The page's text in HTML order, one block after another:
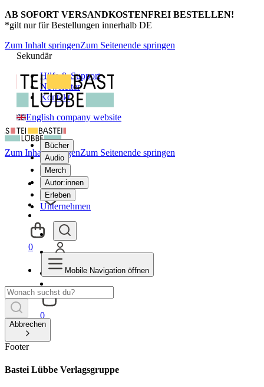
AB SOFORT VERSANDKOSTENFREI BESTELLEN!
*gilt nur für Bestellungen innerhalb DE
Zum Inhalt springenZum Seitenende springen
Sekundär
Hilfe & Support
Newsletter
Kontakt
English company website
Bücher
Audio
Merch
Autor:innen
Erleben
Unternehmen
0
Zum Inhalt springenZum Seitenende springen
0
Mobile Navigation öffnen
Abbrechen
Footer
Bastei Lübbe Verlagsgruppe